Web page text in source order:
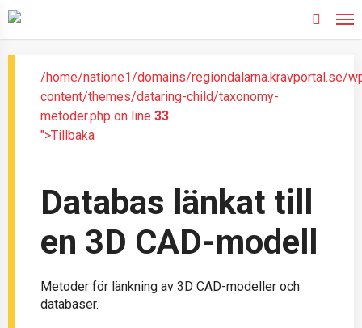
Skip
to
main
search
/home/natione1/domains/regiondalarna.kravportal.se/
content/themes/dataring-child/taxonomy-
metoder.php on line 33
">Tillbaka
Databas länkat till
en 3D CAD-modell
Metoder för länkning av 3D CAD-modeller och
databaser.